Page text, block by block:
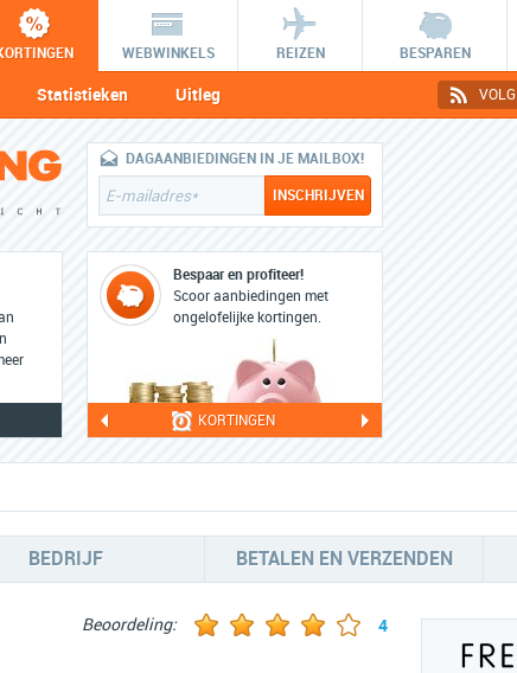
WEBWINKELS REIZEN BESPAREN
Statistieken Uitleg VOLG
DAGAANBIEDINGEN IN JE MAILBOX!
Bespaar en profiteer!
Scoor aanbiedingen met
ongelofelijke kortingen.
KORTINGEN
BEDRIJF BETALEN EN VERZENDEN
Beoordeling: 4